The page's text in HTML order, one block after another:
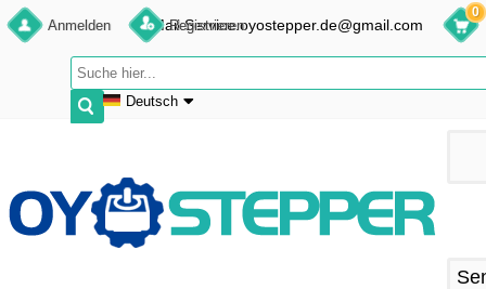
Anmelden Registrieren
Deutsch
Français
Español
E-Mail:Service.oyostepper.de@gmail.com
0